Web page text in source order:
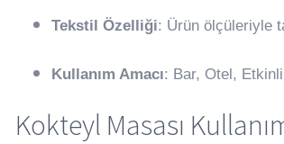
Tekstil Özelliği: Ürün ölçüleriyle
Kullanım Amacı: Bar, Otel,
Kokteyl Masası